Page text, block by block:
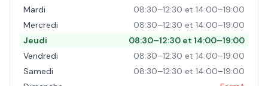
Mardi
08:30–12:30 et 14:00–19:00
Mercredi
08:30–12:30 et 14:00–19:00
Jeudi
08:30–12:30 et 14:00–19:00
Vendredi
08:30–12:30 et 14:00–19:00
Samedi
08:30–12:30 et 14:00–19:00